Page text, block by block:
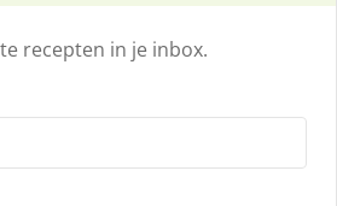
recepten in je inbox.